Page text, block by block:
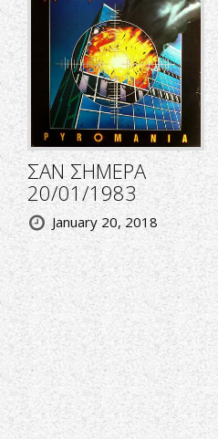
ΣΑΝ ΣΗΜΕΡΑ
20/01/1983
January 20, 2018